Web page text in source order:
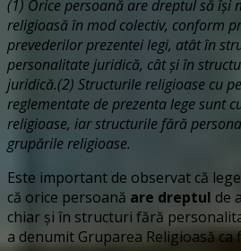
(1) Orice persoană are dreptul să își
religioasă în mod colectiv, conform
prevederilor prezentei legi, atât în
personalitate juridică, cât și în
juridică.(2) Structurile religioase cu
reglementate de prezenta lege sunt
religioase, iar structurile fără
grupările religioase.
Este important de observat că
că orice persoană are dreptul de
chiar și în structuri fără
a denumit Gruparea Religioasă